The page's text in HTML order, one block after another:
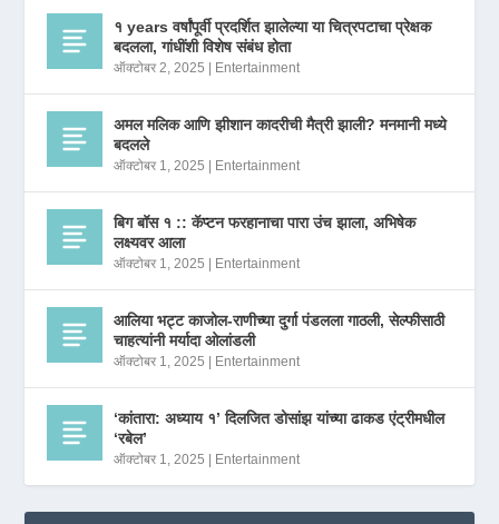
१ years वर्षांपूर्वी प्रदर्शित झालेल्या या चित्रपटाचा प्रेक्षक
बदलला, गांधींशी विशेष संबंध होता
ऑक्टोबर 2, 2025 | Entertainment
अमल मलिक आणि झीशान कादरीची मैत्री झाली? मनमानी मध्ये
बदलले
ऑक्टोबर 1, 2025 | Entertainment
बिग बॉस १ :: कॅप्टन फरहानाचा पारा उंच झाला, अभिषेक
लक्ष्यवर आला
ऑक्टोबर 1, 2025 | Entertainment
आलिया भट्ट काजोल-राणीच्या दुर्गा पंडलला गाठली, सेल्फीसाठी
चाहत्यांनी मर्यादा ओलांडली
ऑक्टोबर 1, 2025 | Entertainment
‘कांतारा: अध्याय १’ दिलजित डोसांझ यांच्या ढाकड एंट्रीमधील
‘रबेल’
ऑक्टोबर 1, 2025 | Entertainment